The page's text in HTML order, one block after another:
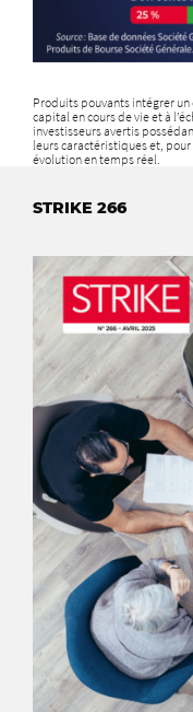
Produits pouvants intégrer
capital en cours de vie et à
investisseurs avertis
leurs caractéristiques et,
évolution en temps réel.
STRIKE 266